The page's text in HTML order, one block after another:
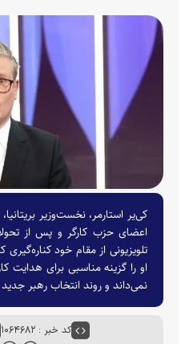
کی‌یر استارمر، نخست‌وزیر
اعضای حزب کارگر و پس از
تلویزیونی از مقام خود
او را گزینه مناسبی برای هدایت
نمی‌داند و روند انتخاب رهبر
کد خبر : ۱۰۶۴۶۸۲